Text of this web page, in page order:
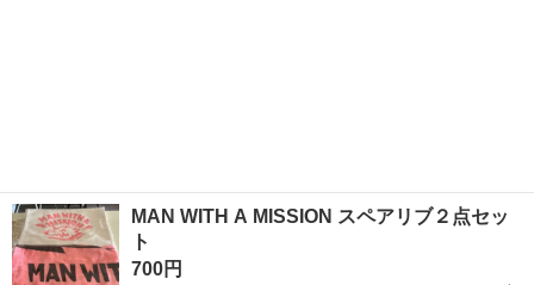
MAN WITH A MISSION スペアリブ２点セッ
ト
700円